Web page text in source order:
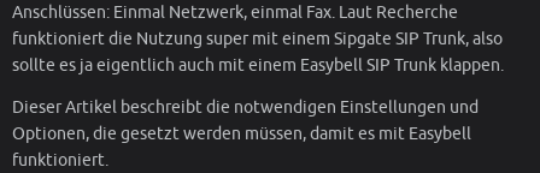
Anschlüssen: Einmal Netzwerk, einmal Fax. Laut Recherche
funktioniert die Nutzung super mit einem Sipgate SIP Trunk, also
sollte es ja eigentlich auch mit einem Easybell SIP Trunk klappen.
Dieser Artikel beschreibt die notwendigen Einstellungen und
Optionen, die gesetzt werden müssen, damit es mit Easybell
funktioniert.